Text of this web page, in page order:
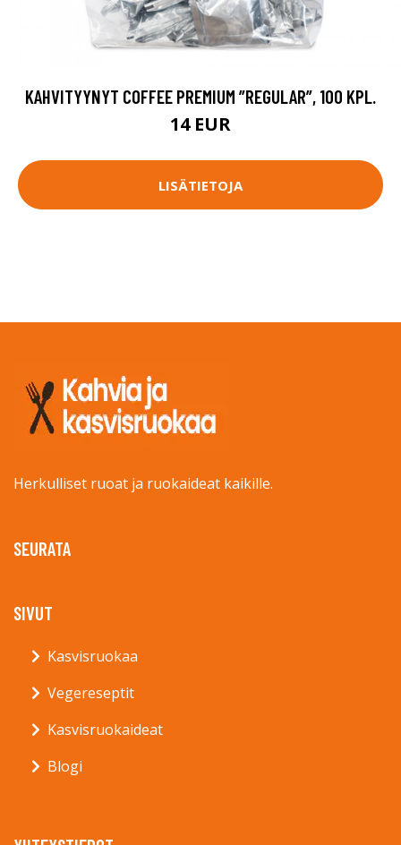
KAHVITYYNYT COFFEE PREMIUM ”REGULAR”, 100 KPL.
14 EUR
LISÄTIETOJA
Herkulliset ruoat ja ruokaideat kaikille.
SEURATA
SIVUT
Kasvisruokaa
Vegereseptit
Kasvisruokaideat
Blogi